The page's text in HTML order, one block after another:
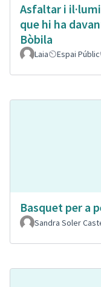
Asfaltar i
que hi ha
Bòbila
Laia Espai Públic
Basquet per a
Sandra Soler